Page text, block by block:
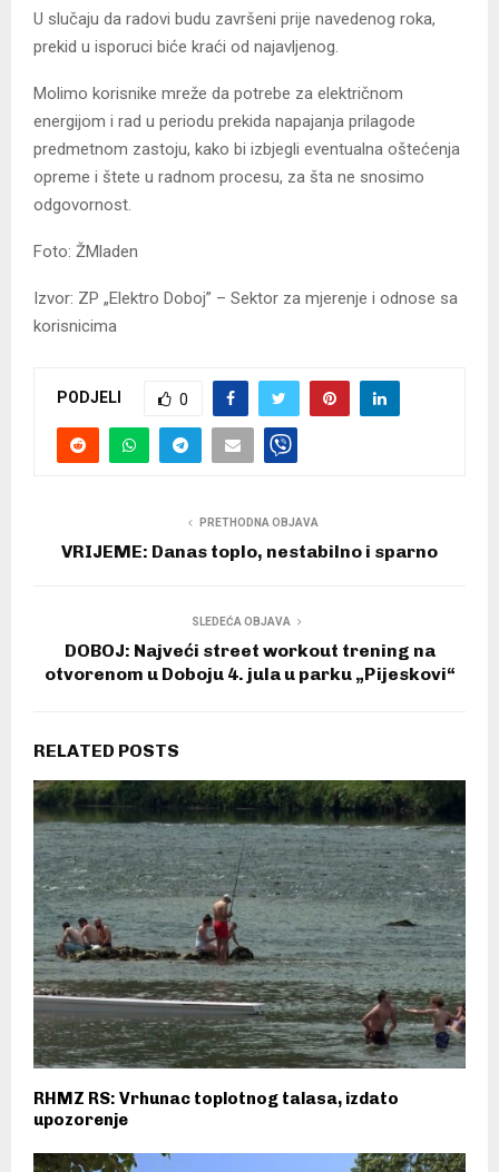
U slučaju da radovi budu završeni prije navedenog roka,
prekid u isporuci biće kraći od najavljenog.
Molimo korisnike mreže da potrebe za električnom
energijom i rad u periodu prekida napajanja prilagode
predmetnom zastoju, kako bi izbjegli eventualna oštećenja
opreme i štete u radnom procesu, za šta ne snosimo
odgovornost.
Foto: ŽMladen
Izvor: ZP „Elektro Doboj” – Sektor za mjerenje i odnose sa
korisnicima
PODJELI 0
PRETHODNA OBJAVA
VRIJEME: Danas toplo, nestabilno i sparno
SLEDEĆA OBJAVA
DOBOJ: Najveći street workout trening na
otvorenom u Doboju 4. jula u parku „Pijeskovi“
RELATED POSTS
RHMZ RS: Vrhunac toplotnog talasa, izdato
upozorenje